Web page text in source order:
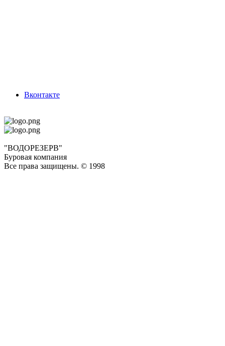
Вконтакте
"ВОДОРЕЗЕРВ"
Буровая компания
Все права защищены. © 1998